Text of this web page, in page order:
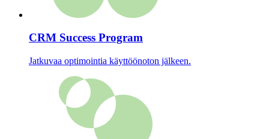
CRM Success Program
Jatkuvaa optimointia käyttöönoton jälkeen.